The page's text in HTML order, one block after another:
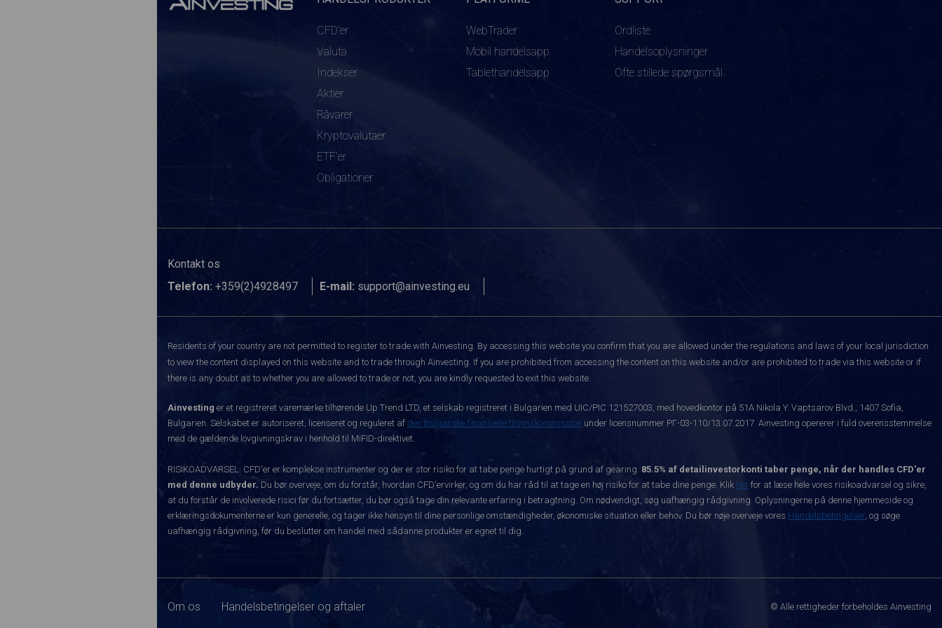
CFD'er
Valuta
Indekser
Aktier
Råvarer
Kryptovalutaer
ETF'er
Obligationer
WebTrader
Mobil handelsapp
Tablethandelsapp
Ordliste
Handelsoplysninger
Ofte stillede spørgsmål
Kontakt os
Telefon: +359(2)4928497 E-mail: support@ainvesting.eu
Residents of your country are not permitted to register to trade with Ainvesting. By accessing this website you confirm that you are allowed under the regulations and laws of your local jurisdiction
to view the content displayed on this website and to trade through Ainvesting. If you are prohibited from accessing the content on this website and/or are prohibited to trade via this website or if
there is any doubt as to whether you are allowed to trade or not, you are kindly requested to exit this website.
Ainvesting er et registreret varemærke tilhørende Up Trend LTD, et selskab registreret i Bulgarien med UIC/PIC 121527003, med hovedkontor på 51A Nikola Y. Vaptsarov Blvd., 1407 Sofia,
Bulgarien. Selskabet er autoriseret, licenseret og reguleret af den bulgarske finansielle tilsynskommission under licensnummer РГ-03-110/13.07.2017. Ainvesting opererer i fuld overensstemmelse
med de gældende lovgivningskrav i henhold til MiFID-direktivet.
RISIKOADVARSEL: CFD'er er komplekse instrumenter og der er stor risiko for at tabe penge hurtigt på grund af gearing. 85.5% af detailinvestorkonti taber penge, når der handles CFD'er
med denne udbyder. Du bør overveje, om du forstår, hvordan CFD'ervirker, og om du har råd til at tage en høj risiko for at tabe dine penge. Klik her for at læse hele vores risikoadvarsel og sikre,
at du forstår de involverede risici før du fortsætter, du bør også tage din relevante erfaring i betragtning. Om nødvendigt, søg uafhængig rådgivning. Oplysningerne på denne hjemmeside og
erklæringsdokumenterne er kun generelle, og tager ikke hensyn til dine personlige omstændigheder, økonomiske situation eller behov. Du bør nøje overveje vores Handelsbetingelser, og søge
uafhængig rådgivning, før du beslutter om handel med sådanne produkter er egnet til dig.
Om os Handelsbetingelser og aftaler © Alle rettigheder forbeholdes Ainvesting